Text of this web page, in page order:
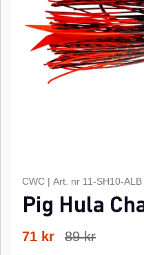
CWC | Art. nr 11-SH10-ALB
Pig Hula
89kr
71 kr